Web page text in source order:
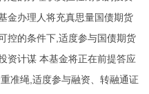
金办理人将充真思量国债期货
控的条件下,适度参与国债期货
资计谋 本基金将正在前提答应
准绳,适度参与融资、转融通证